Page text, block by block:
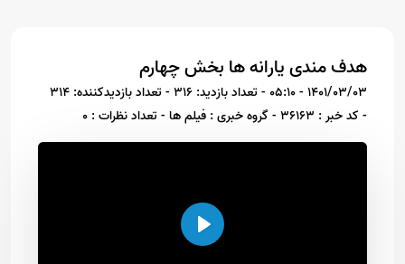
هدف مندی یارانه ها بخش چهارم
1401/03/03 - 05:10 - تعداد بازدید: 316
- تعداد بازدیدکننده: 314
- کد خبر : 36163
- گروه خبری : فیلم ها - تعداد نظرات : 0
اجرا